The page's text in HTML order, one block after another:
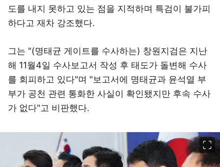
도를 내지 못하고 있는 점을 지적하며 특검이 불가피
하다고 재차 강조했다.
그는 "(명태균 게이트를 수사하는) 창원지검은 지난
해 11월4일 수사보고서 작성 후 태도가 돌변해 수사
를 회피하고 있다"며 "보고서에 명태균과 윤석열 부
부가 공천 관련 통화한 사실이 확인됐지만 후속 수사
가 없다"고 비판했다.